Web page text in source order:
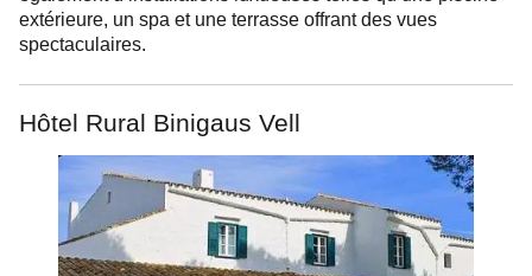
extérieure, un spa et une terrasse offrant des vues
spectaculaires.
Hôtel Rural Binigaus Vell